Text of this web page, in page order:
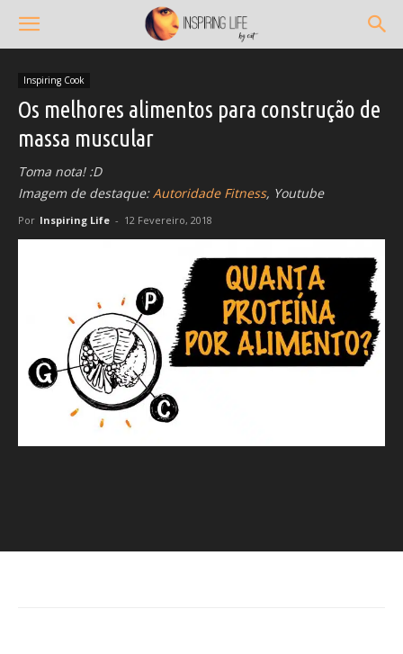
Inspiring Cook
Os melhores alimentos para construção de
massa muscular
Toma nota! :D
Imagem de destaque:Autoridade Fitness, Youtube
Por Inspiring Life - 12 Fevereiro, 2018